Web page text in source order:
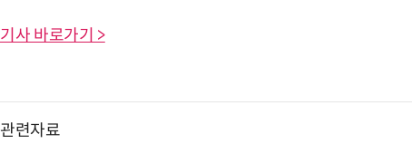
기사 바로가기 >
관련자료